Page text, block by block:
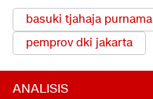
basuki tjahaja purnama
pemprov dki jakarta
ANALISIS